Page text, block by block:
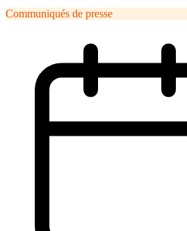
Communiqués de presse